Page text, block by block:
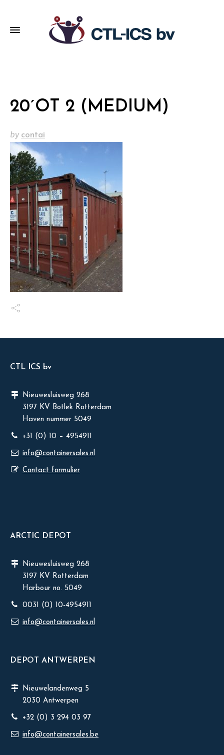
20´OT 2 (MEDIUM)
by contai
CTL ICS bv
Nieuwesluisweg 268
3197 KV Botlek Rotterdam
Haven nummer 5049
+31 (0) 10 – 4954911
info@containersales.nl
Contact formulier
ARCTIC DEPOT
Nieuwesluisweg 268
3197 KV Rotterdam
Harbour no. 5049
0031 (0) 10-4954911
info@containersales.nl
DEPOT ANTWERPEN
Nieuwelandenweg 5
2030 Antwerpen
+32 (0) 3 294 03 97
info@containersales.be